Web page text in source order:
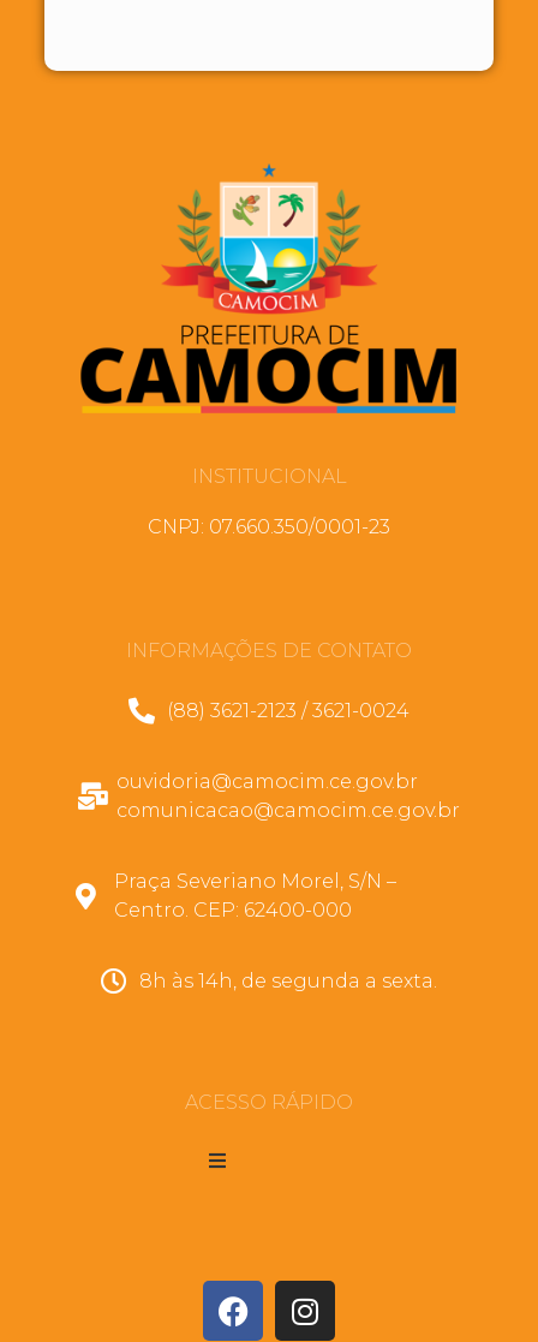
INSTITUCIONAL
CNPJ: 07.660.350/0001-23
INFORMAÇÕES DE CONTATO
(88) 3621-2123 / 3621-0024
ouvidoria@camocim.ce.gov.br
comunicacao@camocim.ce.gov.br
Praça Severiano Morel, S/N –
Centro. CEP: 62400-000
8h às 14h, de segunda a sexta.
ACESSO RÁPIDO